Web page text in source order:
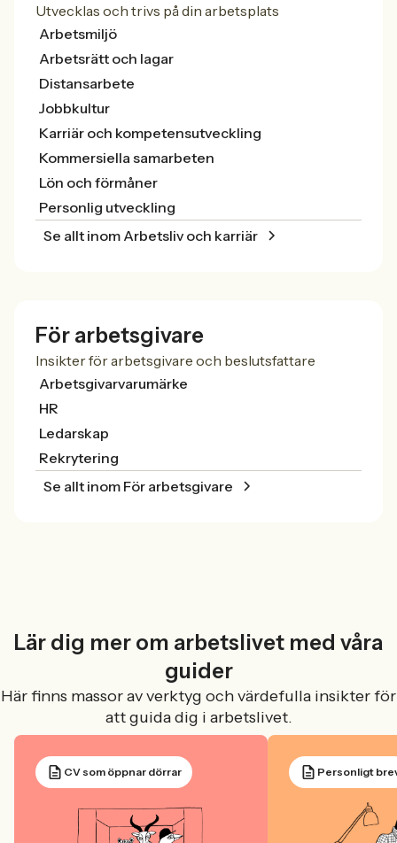
Utvecklas och trivs på din arbetsplats
Arbetsmiljö
Arbetsrätt och lagar
Distansarbete
Jobbkultur
Karriär och kompetensutveckling
Kommersiella samarbeten
Lön och förmåner
Personlig utveckling
Se allt inom Arbetsliv och karriär
För arbetsgivare
Insikter för arbetsgivare och beslutsfattare
Arbetsgivarvarumärke
HR
Ledarskap
Rekrytering
Se allt inom För arbetsgivare
Lär dig mer om arbetslivet med våra
guider
Här finns massor av verktyg och värdefulla insikter för
att guida dig i arbetslivet.
CV som öppnar dörrar Personligt